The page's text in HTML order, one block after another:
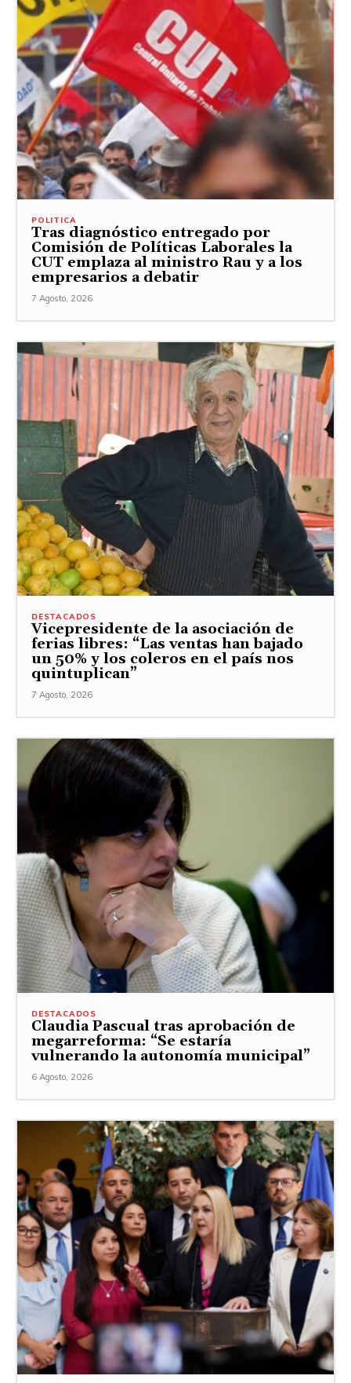
POLITICA
Tras diagnóstico entregado por
Comisión de Políticas Laborales la
CUT emplaza al ministro Rau y a los
empresarios a debatir
7 Agosto, 2026
DESTACADOS
Vicepresidente de la asociación de
ferias libres: “Las ventas han bajado
un 50% y los coleros en el país nos
quintuplican”
7 Agosto, 2026
DESTACADOS
Claudia Pascual tras aprobación de
megarreforma: “Se estaría
vulnerando la autonomía municipal”
6 Agosto, 2026